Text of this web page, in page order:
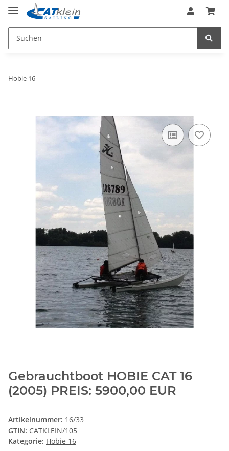
Hobie 16
Gebrauchtboot HOBIE CAT 16
(2005) PREIS: 5900,00 EUR
Artikelnummer: 16/33
GTIN: CATKLEIN/105
Kategorie: Hobie 16